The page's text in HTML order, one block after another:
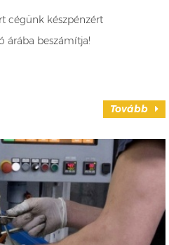
cégünk készpénzért
árába beszámítja!
Tovább